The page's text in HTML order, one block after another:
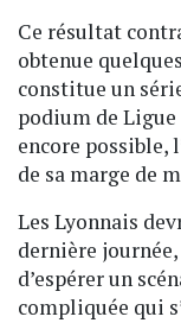
Ce résultat
obtenue
constitue un
podium de
encore possible,
de sa marge de
Les Lyonnais
dernière
d’espérer un
compliquée qui